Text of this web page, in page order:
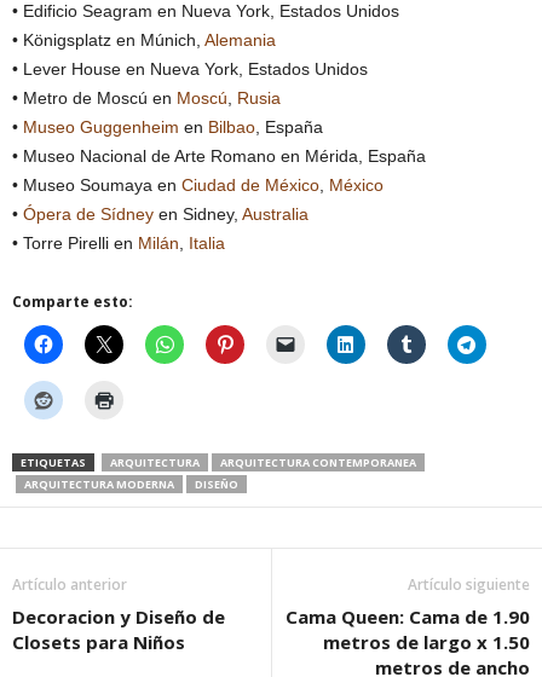
• Edificio Seagram en Nueva York, Estados Unidos
• Königsplatz en Múnich, Alemania
• Lever House en Nueva York, Estados Unidos
• Metro de Moscú en Moscú
Rusia
• Museo Guggenheim en Bilbao , España
• Museo Nacional de Arte Romano en Mérida, España
• Museo Soumaya en Ciudad de México México
• Ópera de Sídney en Sidney, Australia
• Torre Pirelli en Milán Italia
Comparte esto:
ETIQUETAS ARQUITECTURA
ARQUITECTURA CONTEMPORANEA
ARQUITECTURA MODERNA
DISEÑO
Artículo anterior
Decoracion y Diseño de
Closets para Niños
Artículo siguiente
Cama Queen: Cama de 1.90
metros de largo x 1.50
metros de ancho